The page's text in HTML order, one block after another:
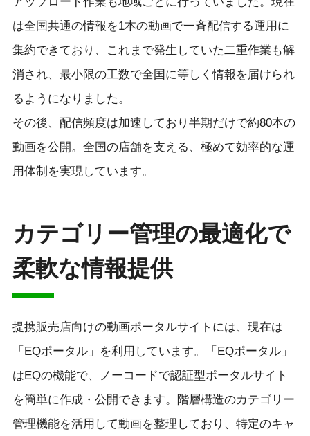
は全国共通の情報を1本の動画で一斉配信する運用に
集約できており、これまで発生していた二重作業も解
消され、最小限の工数で全国に等しく情報を届けられ
るようになりました。
その後、配信頻度は加速しており半期だけで約80本の
動画を公開。全国の店舗を支える、極めて効率的な運
用体制を実現しています。
カテゴリー管理の最適化で
柔軟な情報提供
提携販売店向けの動画ポータルサイトには、現在は
「EQポータル」を利用しています。「EQポータル」
はEQの機能で、ノーコードで認証型ポータルサイト
を簡単に作成・公開できます。階層構造のカテゴリー
管理機能を活用して動画を整理しており、特定のキャ